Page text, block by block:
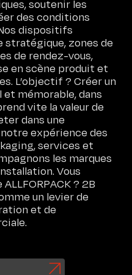
soutenir les
des conditions
dispositifs
zones de
de rendez-vous,
en scène produit et
L’objectif ? Créer un
mémorable, dans
vite la valeur de
dans une
expérience des
services et
les marques
Vous
? 2B
un levier de
et de